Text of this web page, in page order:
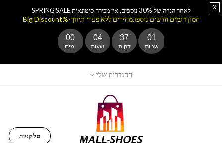
ההגדרות שלי
סל קניות
לאחר הנחה של 30% נוספים, אין מכירה סיטונאית.SPRING SALE
המון דגמים חדשים נוספו.מחירים ללא פערי תיווך-%Big Discount
00
ימים
04
שעות
37
דקות
00
שניות
x